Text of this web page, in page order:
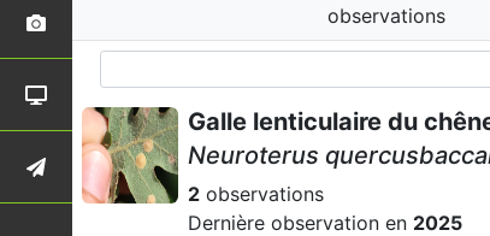
observations
Galle lenticulaire du
Neuroterus
2 observations
Dernière observation en 2025